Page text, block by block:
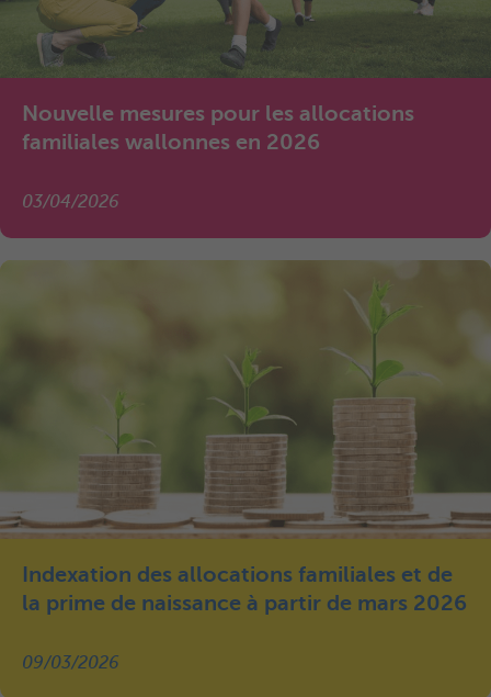
Nouvelle mesures pour les allocations
familiales wallonnes en 2026
03/04/2026
Indexation des allocations familiales et de
la prime de naissance à partir de mars 2026
09/03/2026